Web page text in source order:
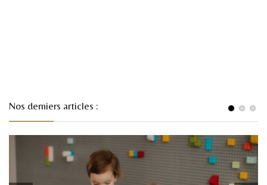
Nos derniers articles :